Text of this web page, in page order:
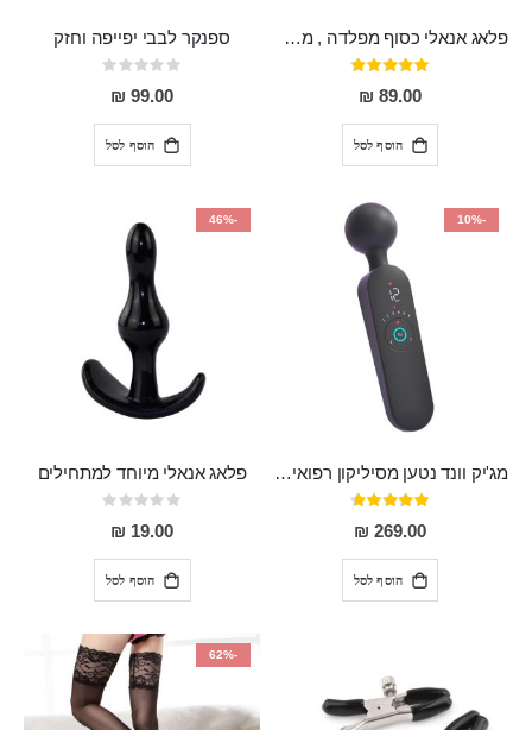
פלאג אנאלי כסוף מפלדה , מתאים ללבישה מתחת לבגדים, בגודל 7.3 על 2.8 ס"מ
דירוג:
97%
89.00 ₪
הוסף לסל
ספנקר לבבי יפייפה וחזק
Rating:
0%
99.00 ₪
הוסף לסל
-10%
מג'יק וונד נטען מסיליקון רפואי חזק בעל 12 מצבי רטט ו6 מהירויות שונות ROMI
דירוג:
93%
269.00 ₪
הוסף לסל
-46%
פלאג אנאלי מיוחד למתחילים
Rating:
0%
19.00 ₪
הוסף לסל
-62%